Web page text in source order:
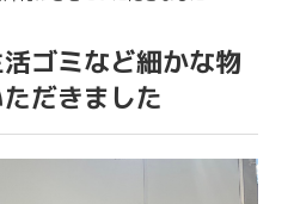
ゴミなど細かな物
だきました